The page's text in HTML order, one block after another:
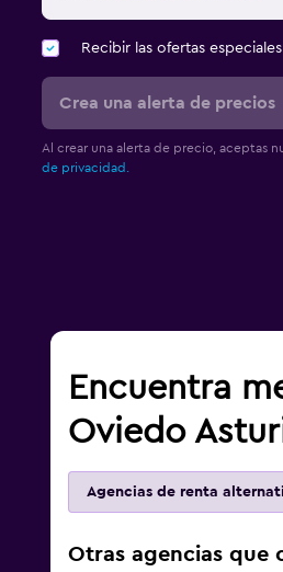
Recibir las ofertas
Crea una alerta de precios
Al crear una alerta de precio, aceptas
de privacidad.
Encuentra
Oviedo
Agencias de renta
Otras agencias que